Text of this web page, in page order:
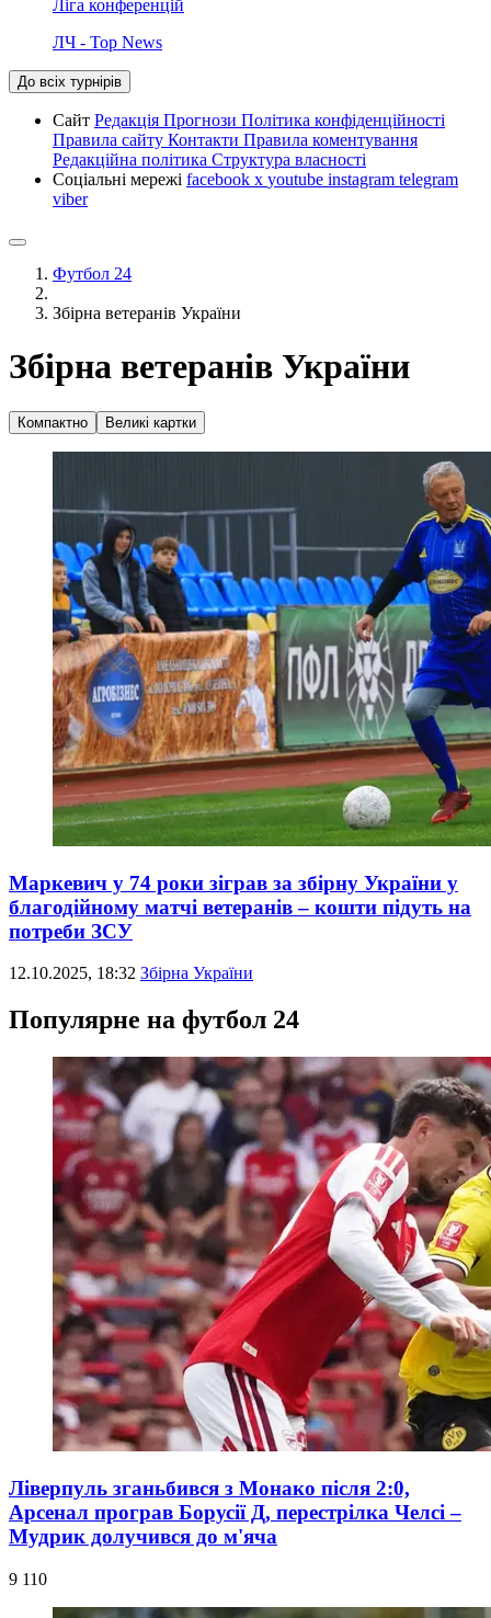
Ліга конференцій
ЛЧ - Top News
До всіх турнірів
Сайт Редакція Прогнози Політика конфіденційності
Правила сайту Контакти Правила коментування
Редакційна політика Структура власності
Соціальні мережі facebook x youtube instagram telegram
viber
Футбол 24
Збірна ветеранів України
Збірна ветеранів України
Компактно Великі картки
Маркевич у 74 роки зіграв за збірну України у
благодійному матчі ветеранів – кошти підуть на
потреби ЗСУ
12.10.2025, 18:32 Збірна України
Популярне на футбол 24
Ліверпуль зганьбився з Монако після 2:0,
Арсенал програв Борусії Д, перестрілка Челсі –
Мудрик долучився до м'яча
9 110